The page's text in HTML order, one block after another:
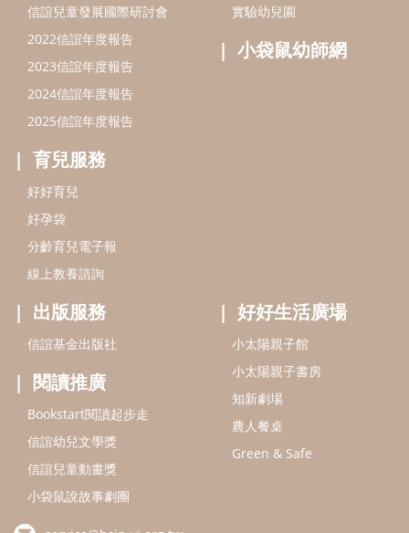
分齡育兒電子報
線上教養諮詢
出版服務
信誼基金出版社
閱讀推廣
Bookstart閱讀起步走
信誼幼兒文學獎
信誼兒童動畫獎
小袋鼠說故事劇團
service@hsin-yi.org.tw
信誼好好育兒
小太陽親子書房
(02)2396-5305轉2345 (週一～週五 9:00～18:00)
認識信誼 合作洽談 智慧財產權聲明
本網站建議使用IE9(含以上)或 Google Chrome 版本瀏覽器
信誼基金會/上誼文化實業股份有限公司 版權所有 ©